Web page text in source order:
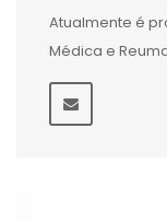
Atualmente é
Médica e